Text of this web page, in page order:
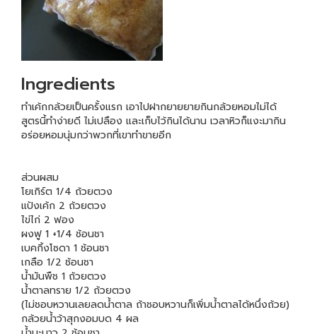
Ingredients
ทำเค้กกล้วยเป็นครั้งแรก เอาไปฝากยายยายกินกล้วยหอมไม่ได้
สูตรนี้ทำง่ายดี ไม่เปลือง และเก็บไว้กินได้นาน เวลาหิวก็แงะมากิน
อร่อยหอมนุ่มกว่าพวกที่เขาทำขายอีก
ส่วนผสม
โยเกิร์ต 1/4 ถ้วยตวง
แป้งเค้ก 2 ถ้วยตวง
ไข่ไก่ 2 ฟอง
ผงฟู 1 +1/4 ช้อนชา
เบคกิ้งโซดา 1 ช้อนชา
เกลือ 1/2 ช้อนชา
น้ำมันพืช 1 ถ้วยตวง
น้ำตาลทราย 1/2 ถ้วยตวง
(ไม่ชอบหวานเลยลดน้ำตาล ถ้าชอบหวานก็เพิ่มน้ำตาลได้หนึ่งถ้วย)
กล้วยน้ำว้าสุกงอมบด 4 ผล